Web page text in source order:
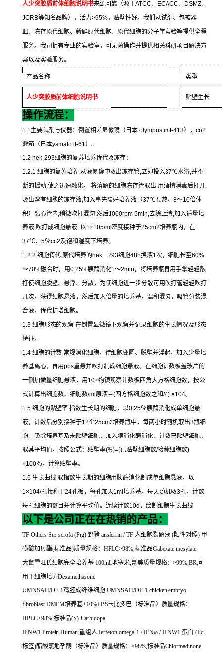
人少突胶质前体细胞说明书来源可靠（源于ATCC、 ECACC、 DSMZ、
JCRB等知名品牌），活力>95%，贴壁性好。我们从试剂、包被器
皿、冻存原代细胞、新鲜原代细胞、原代细胞的分子学实验等提供全程
服务。我司拥有专业的实验室，可无菌操作并提供相关科研项目解决方
案以及实验服务。
产品名称 类型
人少突胶质前体细胞说明书 贴壁生长
操作流程：
1.1主要试剂与仪器：倒置相差显微镜（日本 olympus imt-413）， co2
孵箱（日本yamato it-61）。
1.2 hek-293细胞的复苏培养传代及冻存：
1.2.1 细胞的复苏培养 从液氮罐中取出冻存管,立即投入37℃水浴,并不
断的摇动,使之迅速融化。 将溶解的细胞冻存管取出,用酒精消毒后打开,
吸出溶有细胞的冻存液,加入事先装好培养液（37℃预热， 8～10倍体
积）离心管内,稍微吹打混匀,然后1000rpm 5min,去除上清,加入适量培
养液,吹打成细胞悬液, 以1×105/ml 密度接种于25cm2培养瓶内，在
37℃、 5％co2及饱和湿度下培养。
1.2.2 细胞传代 原代培养的hek－293细胞48h换液1次，细胞长至60%
～70%融合时，用0.25%胰酶消化1～2min ，将培养瓶再用手掌轻轻敲
打使细胞脱壁、悬浮、分散，为使细胞进一步分散可用吹打管轻轻吹打
几次，获得细胞悬液，然后加入倍量的培养基，温和混匀，吸管分装混
合液，传代扩增细胞。
1.3 细胞形态的观察 在倒置显微镜下观察并记录细胞的生长情况及形态
特征。
1.4 细胞的计数 常规消化细胞，待细胞变圆、脱壁并浮起，加入少量培
养基离心，再用pbs重悬并吹打制成细胞悬液。在细胞计数板盖玻片的
一侧加微量细胞悬液，用 10×物镜观察计数板四角大方格细胞数，按公
式计算出细胞数。细胞数/ml 原液＝(四方格细胞数之和/4) ×104。
1.5 细胞的贴壁率 指数生长期的细胞，以0.25％胰酶消化成单细胞悬
液，计数后分别接种于12个25cm2培养瓶中，每两小时随机取出3瓶细
胞，吸除培养基及未贴壁细胞，加入胰消化酶消化、计数已贴壁细胞，
取其平均值，按照公式：贴壁率(%)=(已贴壁细胞数/接种细胞数)
×100％，计算贴壁率。
1.6 生长曲线 取指数生长期的细胞用胰酶消化制成单细胞悬液，以
1×104/孔接种于24孔板，每孔加入1ml 培养基。每天随机取3孔，计数
每孔细胞的数目并计算平均值。连续计数10d ，绘制细胞生长曲线
以下是公司正在在热销的产品：
TF Others Sus scrofa (Pig) 野猪 ansferrin / TF 人细胞裂解液 (阳性对照) 甲
磺酸加贝酯(标准品)质量规格： HPLC>98%,标准品Gabexate mesylate
大鼠雪旺氏细胞完全培养基 100mL地塞米,氟美质量规格： >99%,BR,可
用于细胞培养Dexamethasone
UMNSAH/DF-1鸡胚成纤维细胞 UMNSAH/DF-1 chicken embryo
fibroblast DMEM培养基+10%FBS卡比多巴（标准品）质量规格：
HPLC>98%,标准品(S)-Carbidopa
IFNW1 Protein Human 重组人 Ierferon omega-1 / IFNω / IFNW1 蛋白 (Fc
标签)醋酸氯地孕酮（标准品）质量规格： >98%,标准品Chlormadinone